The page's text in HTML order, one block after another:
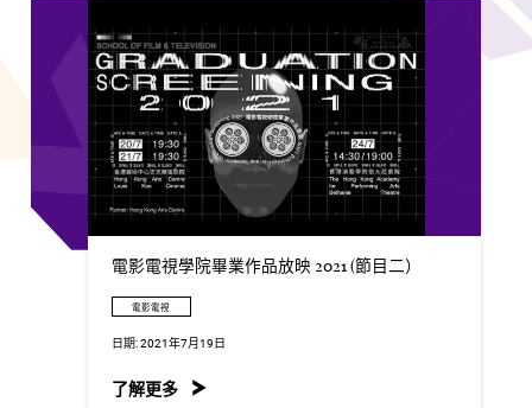
電影電視學院畢業作品放映 2021 (節目二）
電影電視
日期:2021年7月19日
了解更多